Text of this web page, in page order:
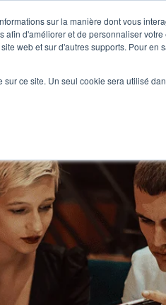
sur la manière dont vous
afin d'améliorer et de personnaliser votre
web et sur d'autres supports. Pour en
ce site. Un seul cookie sera utilisé
Le ClubNos réalisations